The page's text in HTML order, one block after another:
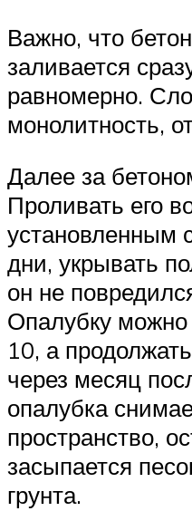
Важно, что
заливается
равномерно.
монолитность,
Далее за
Проливать его
установленным
дни, укрывать
он не
Опалубку можно
10, а
через месяц
опалубка
пространство,
засыпается
грунта.